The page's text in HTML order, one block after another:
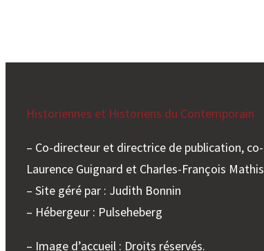
Historiennes et Historiens du Contemporain
– Co-directeur et directrice de publication,
Laurence Guignard et Charles-François Mathis
– Site géré par : Judith Bonnin
– Hébergeur : Pulseheberg
– Image d’accueil : Droits réservés.